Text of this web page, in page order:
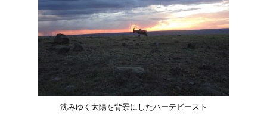
沈みゆく太陽を背景にしたハーテビースト